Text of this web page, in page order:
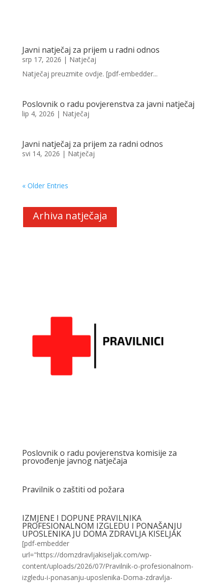
Javni natječaj za prijem u radni odnos
srp 17, 2026 | Natječaj
Natječaj preuzmite ovdje. [pdf-embedder...
Poslovnik o radu povjerenstva za javni natječaj
lip 4, 2026 | Natječaj
Javni natječaj za prijem za radni odnos
svi 14, 2026 | Natječaj
« Older Entries
Arhiva natječaja
Poslovnik o radu povjerenstva komisije za
provođenje javnog natječaja
Pravilnik o zaštiti od požara
IZMJENE I DOPUNE PRAVILNIKA
PROFESIONALNOM IZGLEDU I PONAŠANJU
UPOSLENIKA JU DOMA ZDRAVLJA KISELJAK
[pdf-embedder
url="https://domzdravljakiseljak.com/wp-
content/uploads/2026/07/Pravilnik-o-profesionalnom-
izgledu-i-ponasanju-uposlenika-Doma-zdravlja-